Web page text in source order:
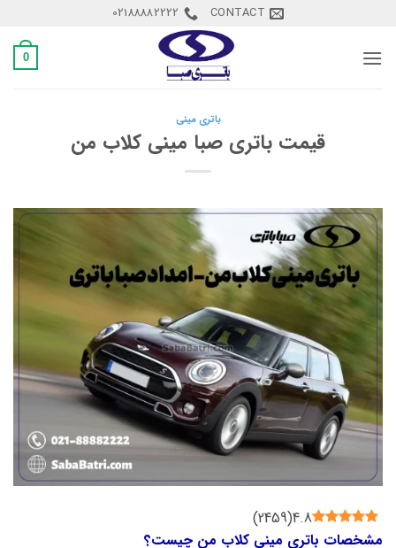
content
CONTACT
02188882222
0
باتری مینی
قیمت باتری صبا مینی کلاب من
4.8
(
2459
)
مشخصات باتری مینی کلاب من چیست؟